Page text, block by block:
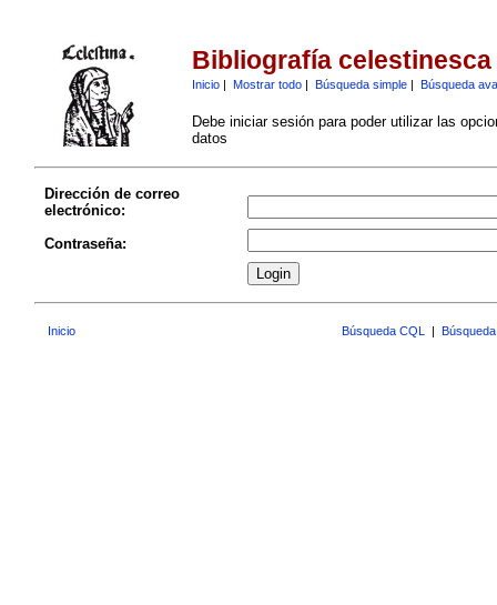
Bibliografía celestinesca
Inicio| Mostrar todo| Búsqueda simple| Búsqueda
Debe iniciar sesión para poder utilizar las
datos
Dirección de correo
electrónico:
Contraseña:
Inicio Búsqueda CQL |